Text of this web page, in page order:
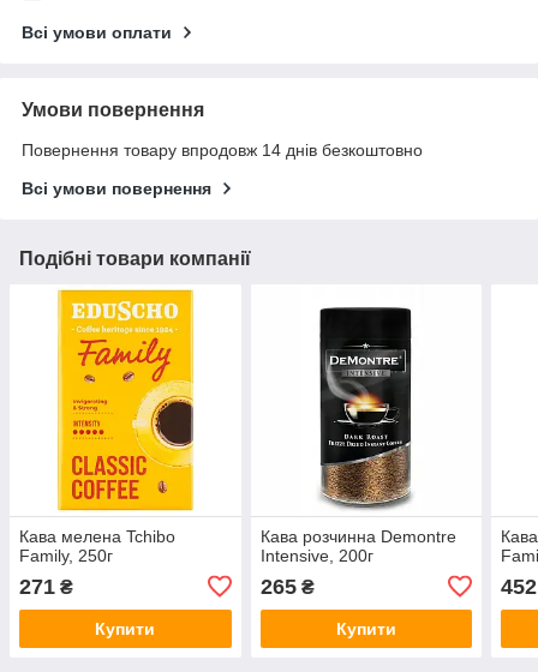
Всі умови оплати
Умови повернення
Повернення товару впродовж 14 днів безкоштовно
Всі умови повернення
Подібні товари компанії
Кава мелена Tchibo
Family, 250г
271 ₴
Купити
Кава розчинна Demontre
Intensive, 200г
265₴
Купити
452